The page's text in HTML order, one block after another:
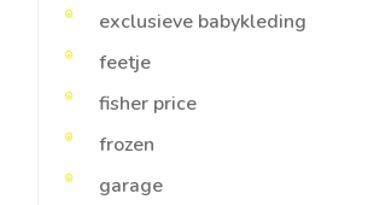
exclusieve babykleding
feetje
fisher price
frozen
garage